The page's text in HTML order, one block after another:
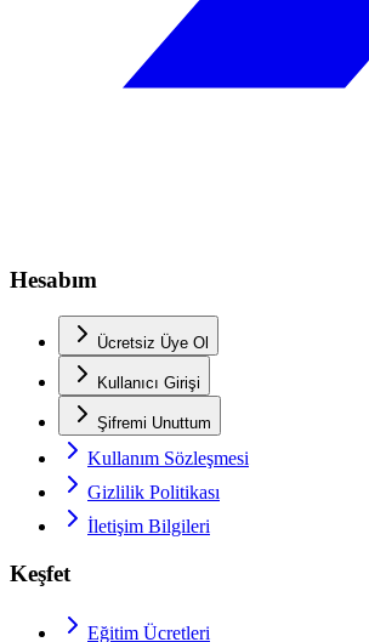
Hesabım
Ücretsiz Üye Ol
Kullanıcı Girişi
Şifremi Unuttum
Kullanım Sözleşmesi
Gizlilik Politikası
İletişim Bilgileri
Keşfet
Eğitim Ücretleri